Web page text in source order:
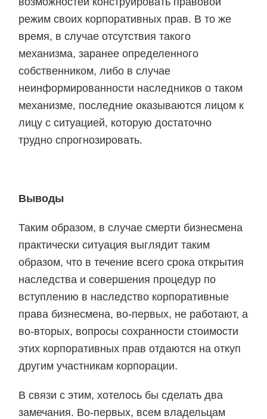
режим своих корпоративных прав. В то же
время, в случае отсутствия такого
механизма, заранее определенного
собственником, либо в случае
неинформированности наследников о таком
механизме, последние оказываются лицом к
лицу с ситуацией, которую достаточно
трудно спрогнозировать.
Выводы
Таким образом, в случае смерти бизнесмена
практически ситуация выглядит таким
образом, что в течение всего срока открытия
наследства и совершения процедур по
вступлению в наследство корпоративные
права бизнесмена, во-первых, не работают, а
во-вторых, вопросы сохранности стоимости
этих корпоративных прав отдаются на откуп
другим участникам корпорации.
В связи с этим, хотелось бы сделать два
замечания. Во-первых, всем владельцам